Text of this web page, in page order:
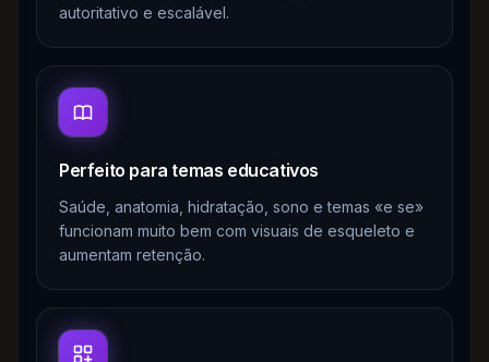
autoritativo e escalável.
Perfeito para temas educativos
Saúde, anatomia, hidratação, sono e temas «e se»
funcionam muito bem com visuais de esqueleto e
aumentam retenção.